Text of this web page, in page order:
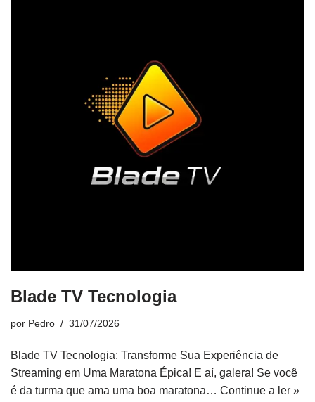
Blade TV Tecnologia
por Pedro 31/07/2026
Blade TV Tecnologia: Transforme Sua Experiência de
Streaming em Uma Maratona Épica! E aí, galera! Se você
é da turma que ama uma boa maratona… Continue a ler »